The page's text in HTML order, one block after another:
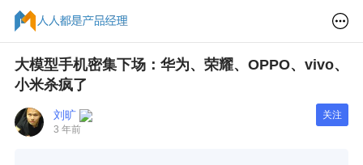
大模型手机密集下场：华为、荣耀、OPPO、vivo、
小米杀疯了
刘旷
3 年前
关注